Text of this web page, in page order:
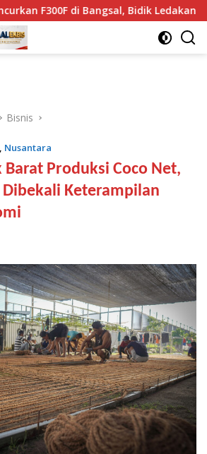
Bangsal, Bidik Ledakan Wisata Bahari
Bisnis
, Nusantara
Barat Produksi Coco Net,
Dibekali Keterampilan